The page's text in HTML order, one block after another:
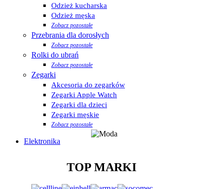
Odzież kucharska
Odzież męska
Zobacz pozostałe
Przebrania dla dorosłych
Zobacz pozostałe
Rolki do ubrań
Zobacz pozostałe
Zegarki
Akcesoria do zegarków
Zegarki Apple Watch
Zegarki dla dzieci
Zegarki męskie
Zobacz pozostałe
Elektronika
TOP MARKI